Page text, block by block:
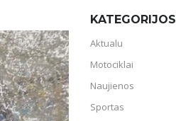
KATEGORIJOS
Aktualu
Motociklai
Naujienos
Sportas